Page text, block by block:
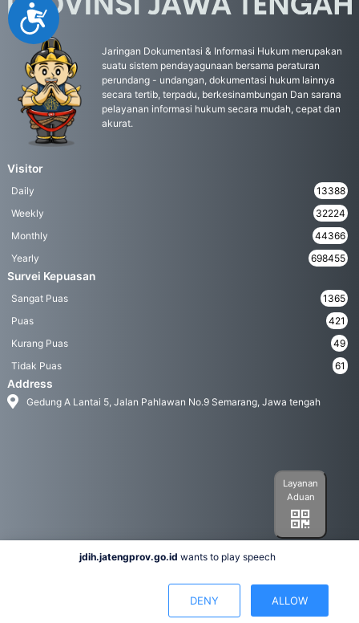
Accessibility
Jaringan Dokumentasi & Informasi Hukum merupakan
suatu sistem pendayagunaan bersama peraturan
perundang - undangan, dokumentasi hukum lainnya
secara tertib, terpadu, berkesinambungan Dan sarana
pelayanan informasi hukum secara mudah, cepat dan
akurat.
Visitor
Daily
13388
Weekly
32224
Monthly
44366
Yearly
698455
Survei Kepuasan
Sangat Puas
1365
Puas
421
Kurang Puas
49
Tidak Puas
61
Address
Gedung A Lantai 5, Jalan Pahlawan No.9 Semarang, Jawa tengah
Layanan
Aduan
Hak Cipta 2022© Biro Hukum Pemerintah Provinsi Jawa Tengah
jdih.jatengprov.go.id wants to play speech
DENY ALLOW